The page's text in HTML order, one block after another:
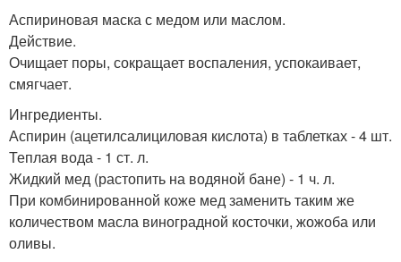
Аспириновая маска с медом или маслом.
Действие.
Очищает поры, сокращает воспаления, успокаивает,
смягчает.
Ингредиенты.
Аспирин (ацетилсалициловая кислота) в таблетках - 4 шт.
Теплая вода - 1 ст. л.
Жидкий мед (растопить на водяной бане) - 1 ч. л.
При комбинированной коже мед заменить таким же
количеством масла виноградной косточки, жожоба или
оливы.